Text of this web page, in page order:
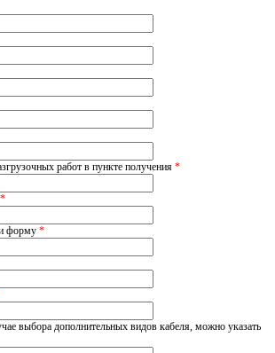
работ в пункте получения *
*
форму *
выбора дополнительных видов кабеля, можно указать